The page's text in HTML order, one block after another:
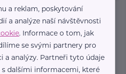
inspirace na každý den,
a reklam, poskytování
a analýze naší návštěvnosti
. Informace o tom, jak
se svými partnery pro
a analýzy. Partneři tyto údaje
dalšími informacemi, které